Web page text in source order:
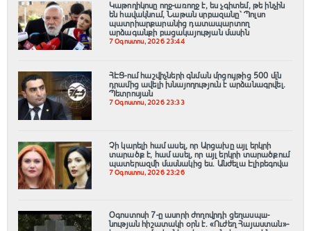
Կաթողիկոսը ողջ-առողջ է, ես չգիտեմ, թե ինչին
են հավակնում, Նաթան սրբազանը՝ Պոլսո
պատրիարքարանից դատապարտող
արձագանքի բացակայության մասին
7 Օգոստոս, 2026 23:44
ՀԷՑ-ում հաշվիչների գնման մրցույթից 500 մլն
դրամից ավելի խնայողություն է արձանագրվել.
Պետրոսյան
7 Օգոստոս, 2026 23:33
Չի կարելի համ ասել, որ Արցախը այլ երկրի
տարածք է, համ ասել, որ այլ երկրի տարածքում
պատերազմի մասնակից ես. Անժելա Էլիբեգովա
7 Օգոստոս, 2026 23:26
Օգոստոսի 7-ը ասորի ժողովրդի ցեղասպш-
նության հիշատակի օրն է․ «Ուժեղ Հայաստան»-